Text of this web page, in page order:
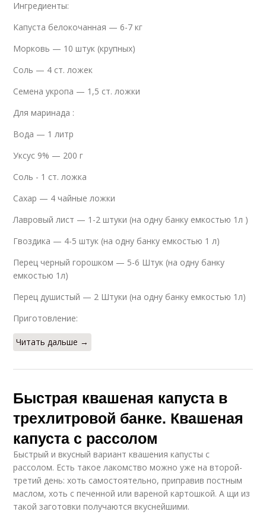
Ингредиенты:
Капуста белокочанная — 6-7 кг
Морковь — 10 штук (крупных)
Соль — 4 ст. ложек
Семена укропа — 1,5 ст. ложки
Для маринада :
Вода — 1 литр
Уксус 9% — 200 г
Соль - 1 ст. ложка
Сахар — 4 чайные ложки
Лавровый лист — 1-2 штуки (на одну банку емкостью 1л )
Гвоздика — 4-5 штук (на одну банку емкостью 1 л)
Перец черный горошком — 5-6 Штук (на одну банку
емкостью 1л)
Перец душистый — 2 Штуки (на одну банку емкостью 1л)
Приготовление:
Читать дальше →
Быстрая квашеная капуста в
трехлитровой банке. Квашеная
капуста с рассолом
Быстрый и вкусный вариант квашения капусты с
рассолом. Есть такое лакомство можно уже на второй-
третий день: хоть самостоятельно, приправив постным
маслом, хоть с печенной или вареной картошкой. А щи из
такой заготовки получаются вкуснейшими.